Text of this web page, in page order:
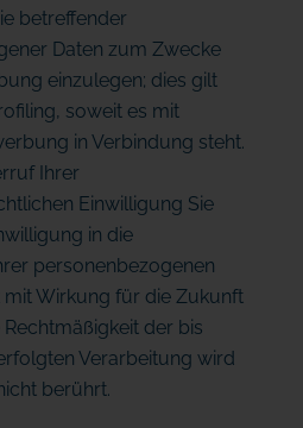
betreffender
Daten zum Zwecke
einzulegen; dies gilt
soweit es mit
in Verbindung steht.
Ihrer
Einwilligung Sie
in die
personenbezogenen
mit Wirkung für die Zukunft
der bis
Verarbeitung wird
berührt.